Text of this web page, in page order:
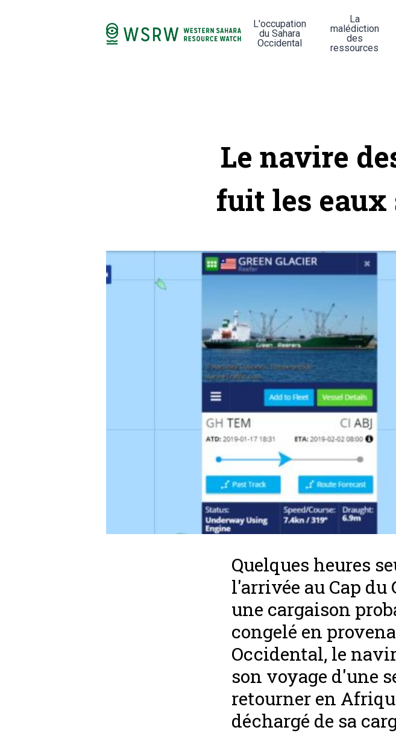
L'occupation
du Sahara
Occidental
La
malédiction
des
ressources
Le navire
fuit les
Quelques heures
l'arrivée au Cap du
une cargaison
congelé en
Occidental, le
son voyage d'une
retourner en
déchargé de sa